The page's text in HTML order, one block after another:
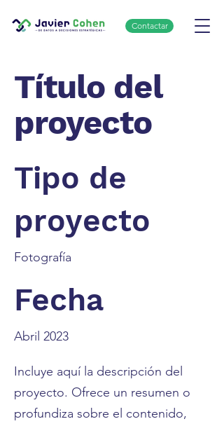
Contactar
Título del
proyecto
Tipo de
proyecto
Fotografía
Fecha
Abril 2023
Incluye aquí la descripción del
proyecto. Ofrece un resumen o
profundiza sobre el contenido,